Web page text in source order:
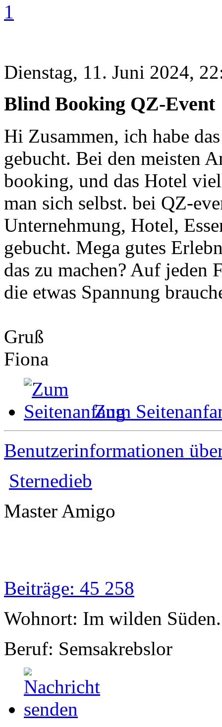
1
Dienstag, 11. Juni 2024,
Blind Booking QZ-Event
Hi Zusammen, ich habe
gebucht. Bei den meisten
booking, und das Hotel
man sich selbst. bei QZ-
Unternehmung, Hotel,
gebucht. Mega gutes
das zu machen? Auf
die etwas Spannung
Gruß
Fiona
Zum
Benutzerinformationen
Sternedieb
Master Amigo
Beiträge: 45 258
Wohnort: Im wilden
Beruf: Semsakrebslor